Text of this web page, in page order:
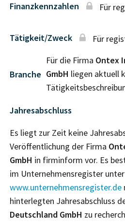
Finanzkennzahlen Für
Tätigkeit/Zweck Für
Branche
Für die Firma Ontex
GmbH liegen aktuell
Jahresabschluss
Es liegt zur Zeit keine
Veröffentlichung der Firma
GmbH in firminform vor. Es
im Unternehmensregister unter
www.unternehmensregister.de
hinterlegten Jahresabschluss
Deutschland GmbH zu